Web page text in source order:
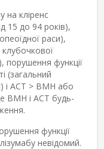
на кліренс
15 до 94 років),
раси),
), порушення функції
(загальний
і АСТ > ВМН або
ВМН і АСТ будь-
функції
невідомий.